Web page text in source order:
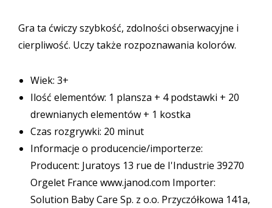
Gra ta ćwiczy szybkość, zdolności obserwacyjne i
cierpliwość. Uczy także rozpoznawania kolorów.
Wiek: 3+
Ilość elementów: 1 plansza + 4 podstawki + 20
drewnianych elementów + 1 kostka
Czas rozgrywki: 20 minut
Informacje o producencie/importerze:
Producent: Juratoys 13 rue de I'Industrie 39270
Orgelet France www.janod.com Importer:
Solution Baby Care Sp. z o.o. Przyczółkowa 141a,